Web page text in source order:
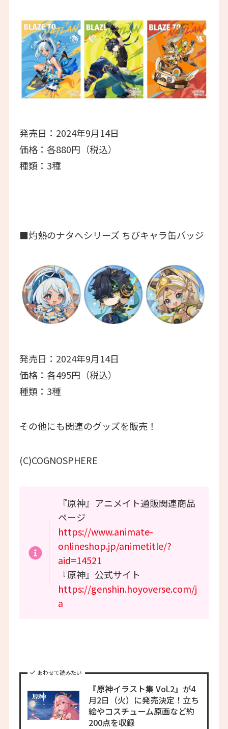
発売日：2024年9月14日
価格：各880円（税込）
種類：3種
■灼熱のナタへシリーズ ちびキャラ缶バッジ
発売日：2024年9月14日
価格：各495円（税込）
種類：3種
その他にも関連のグッズを販売！
(C)COGNOSPHERE
『原神』アニメイト通販関連商品
ページ
https://www.animate-
onlineshop.jp/animetitle/?
aid=14521
『原神』公式サイト
https://genshin.hoyoverse.com/j
a
あわせて読みたい
『原神イラスト集 Vol.2』が4
月2日（火）に発売決定！立ち
絵やコスチューム原画など約
200点を収録